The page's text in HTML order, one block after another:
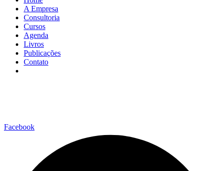
A Empresa
Consultoria
Cursos
Agenda
Livros
Publicações
Contato
Facebook